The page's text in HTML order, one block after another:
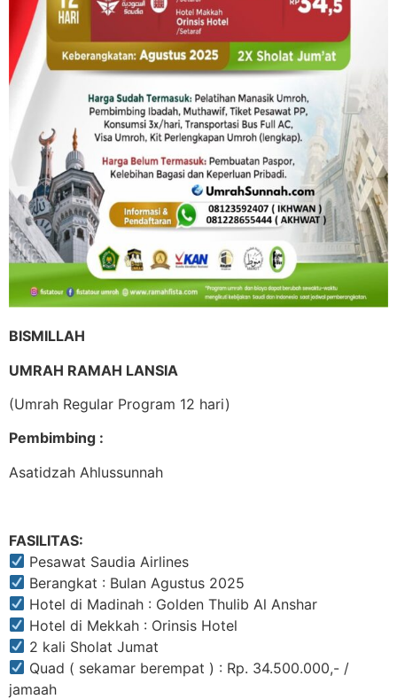
BISMILLAH
UMRAH RAMAH LANSIA
(Umrah Regular Program 12 hari)
Pembimbing :
Asatidzah Ahlussunnah
FASILITAS:
Pesawat Saudia Airlines
Berangkat : Bulan Agustus 2025
Hotel di Madinah : Golden Thulib Al Anshar
Hotel di Mekkah : Orinsis Hotel
2 kali Sholat Jumat
Quad ( sekamar berempat ) : Rp. 34.500.000,- /
jamaah